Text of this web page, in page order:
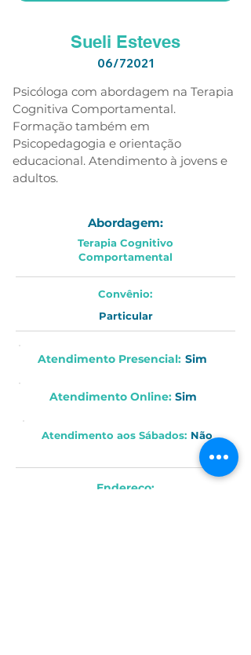
Sueli Esteves
06/72021
Psicóloga com abordagem na Terapia
Cognitiva Comportamental.
Formação também em
Psicopedagogia e orientação
educacional. Atendimento à jovens e
adultos.
Abordagem:
Terapia Cognitivo
Comportamental
Convênio:
Particular
Atendimento Presencial: Sim
Atendimento Online: Sim
Atendimento aos Sábados: Não
Endereço: